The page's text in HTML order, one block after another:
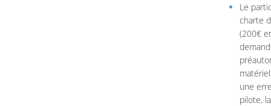
Le
charte
(200€
une
pilote,